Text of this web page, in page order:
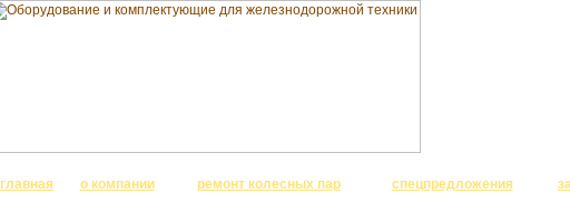
главная о компании ремонт колесных пар спецпредложения